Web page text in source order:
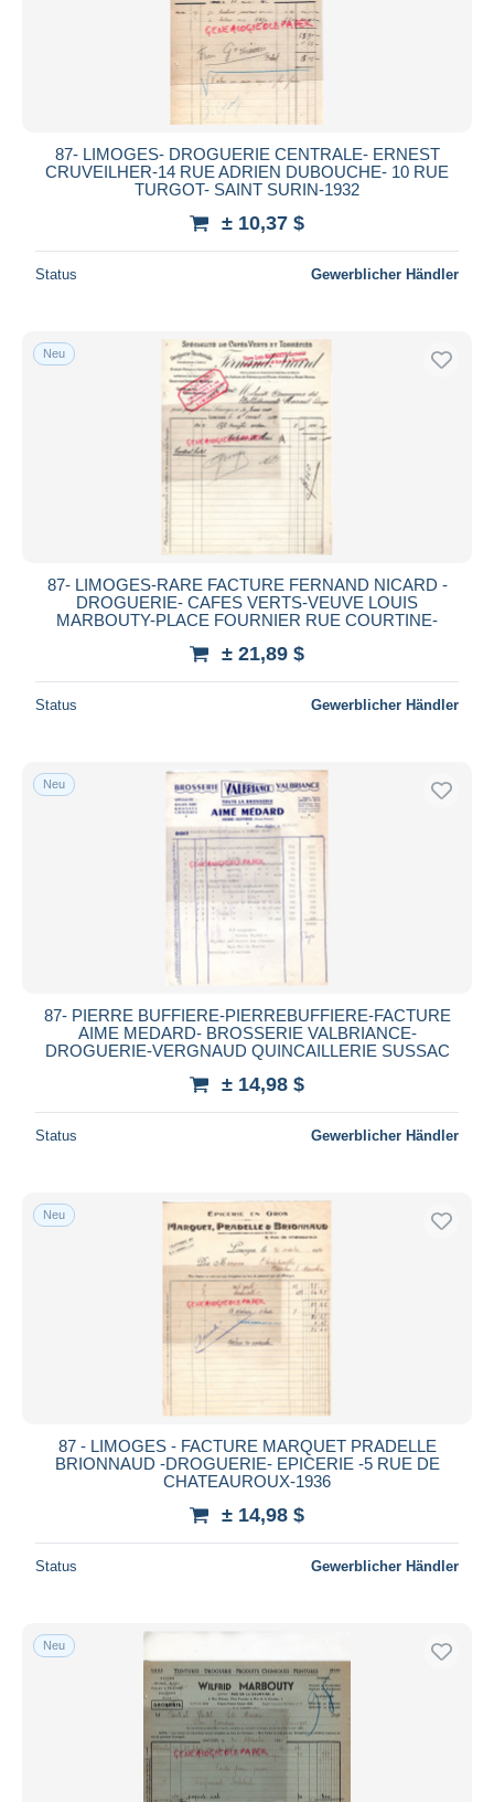
87- LIMOGES- DROGUERIE CENTRALE- ERNEST
CRUVEILHER-14 RUE ADRIEN DUBOUCHE- 10 RUE
TURGOT- SAINT SURIN-1932
± 10,37 $
Status Gewerblicher Händler
Neu
87- LIMOGES-RARE FACTURE FERNAND NICARD -
DROGUERIE- CAFES VERTS-VEUVE LOUIS
MARBOUTY-PLACE FOURNIER RUE COURTINE-
± 21,89 $
Status Gewerblicher Händler
Neu
87- PIERRE BUFFIERE-PIERREBUFFIERE-FACTURE
AIME MEDARD- BROSSERIE VALBRIANCE-
DROGUERIE-VERGNAUD QUINCAILLERIE SUSSAC
± 14,98 $
Status Gewerblicher Händler
Neu
87 - LIMOGES - FACTURE MARQUET PRADELLE
BRIONNAUD -DROGUERIE- EPICERIE -5 RUE DE
CHATEAUROUX-1936
± 14,98 $
Status Gewerblicher Händler
Neu